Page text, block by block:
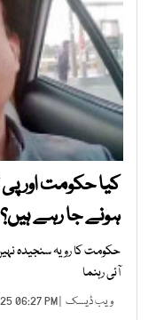
کیا حکومت اور
ہونے جا رہے
حکومت کا رویہ سنجیدہ
آئی رہنما
ویب ڈیسک | JAN 10, 2025 06:27 PM |